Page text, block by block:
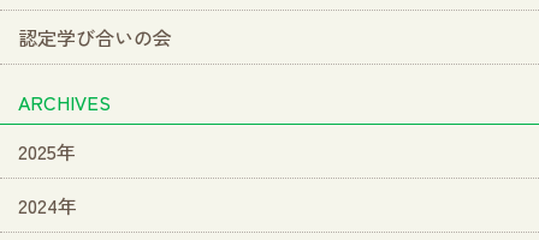
認定学び合いの会
ARCHIVES
2025年
2024年